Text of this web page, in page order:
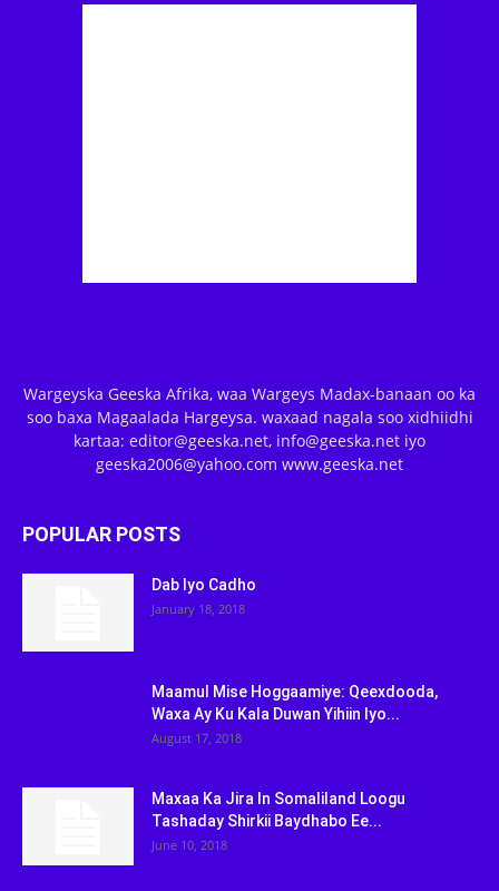
Wargeyska Geeska Afrika, waa Wargeys Madax-banaan oo ka
soo baxa Magaalada Hargeysa. waxaad nagala soo xidhiidhi
kartaa: editor@geeska.net, info@geeska.net iyo
geeska2006@yahoo.com www.geeska.net
POPULAR POSTS
Dab Iyo Cadho
January 18, 2018
Maamul Mise Hoggaamiye: Qeexdooda,
Waxa Ay Ku Kala Duwan Yihiin Iyo...
August 17, 2018
Maxaa Ka Jira In Somaliland Loogu
Tashaday Shirkii Baydhabo Ee...
June 10, 2018